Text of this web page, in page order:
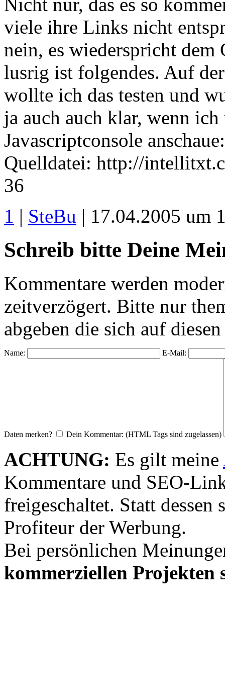
viele ihre Links nicht
nein, es wiederspricht dem
lusrig ist folgendes. Auf
wollte ich das testen und
ja auch auch klar, wenn
Javascriptconsole
Quelldatei: http://
36
1 | SteBu | 17.04.2005 um
Schreib bitte Deine
Kommentare werden
zeitverzögert. Bitte nur
abgeben die sich auf
Name: E-Mail:
Daten merken? Dein Kommentar: (HTML Tags sind zugelassen)
ACHTUNG: Es gilt meine
Kommentare und SEO-
freigeschaltet. Statt dessen
Profiteur der Werbung.
Bei persönlichen
kommerziellen Projekten